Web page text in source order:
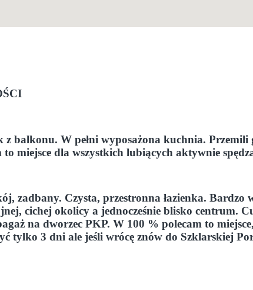
balkonu. W pełni wyposażona kuchnia.
miejsce dla wszystkich lubiących aktywnie
zadbany. Czysta, przestronna łazienka.
cichej okolicy a jednocześnie blisko centrum.
na dworzec PKP. W 100 % polecam to
tylko 3 dni ale jeśli wrócę znów do Szklarskiej